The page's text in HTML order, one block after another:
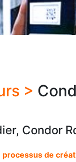
>
Condor
de